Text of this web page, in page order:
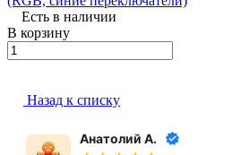
Есть в наличии
В корзину
Назад к списку
Анатолий А.